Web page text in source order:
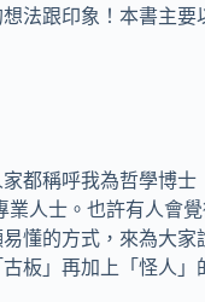
法跟印象！本書主要
都稱呼我為哲學博士
人士。也許有人會覺
懂的方式，來為大家
板」再加上「怪人」